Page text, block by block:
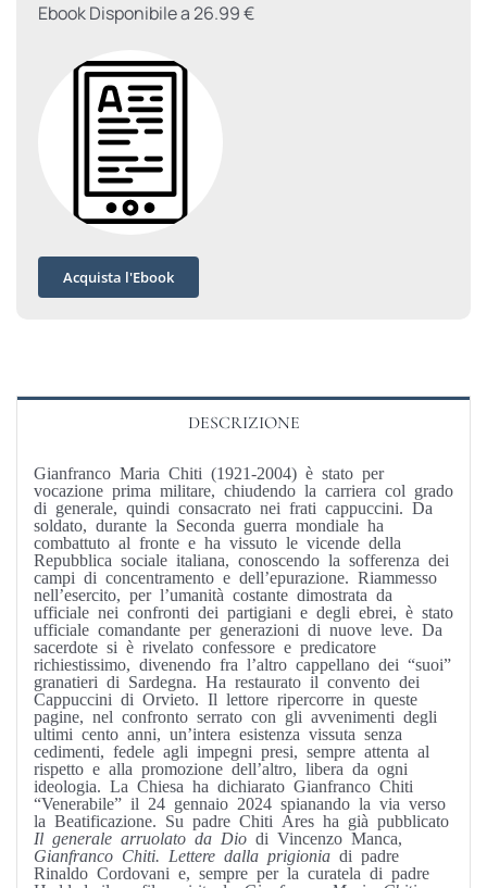
Ebook Disponibile a 26.99 €
Acquista l'Ebook
DESCRIZIONE
Gianfranco Maria Chiti (1921-2004) è stato per
vocazione prima militare, chiudendo la carriera col grado
di generale, quindi consacrato nei frati cappuccini. Da
soldato, durante la Seconda guerra mondiale ha
combattuto al fronte e ha vissuto le vicende della
Repubblica sociale italiana, conoscendo la sofferenza dei
campi di concentramento e dell’epurazione. Riammesso
nell’esercito, per l’umanità costante dimostrata da
ufficiale nei confronti dei partigiani e degli ebrei, è stato
ufficiale comandante per generazioni di nuove leve. Da
sacerdote si è rivelato confessore e predicatore
richiestissimo, divenendo fra l’altro cappellano dei “suoi”
granatieri di Sardegna. Ha restaurato il convento dei
Cappuccini di Orvieto. Il lettore ripercorre in queste
pagine, nel confronto serrato con gli avvenimenti degli
ultimi cento anni, un’intera esistenza vissuta senza
cedimenti, fedele agli impegni presi, sempre attenta al
rispetto e alla promozione dell’altro, libera da ogni
ideologia. La Chiesa ha dichiarato Gianfranco Chiti
“Venerabile” il 24 gennaio 2024 spianando la via verso
la Beatificazione. Su padre Chiti Ares ha già pubblicato
Il generale arruolato da Diodi Vincenzo Manca,
Gianfranco Chiti. Lettere dalla prigioniadi padre
Rinaldo Cordovani e, sempre per la curatela di padre